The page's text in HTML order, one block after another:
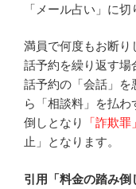
「メール占い」に
満員で何度もお断り
話予約を繰り返す場
話予約の「会話」を
ら「相談料」を払
倒しとなり
「詐欺罪」
止」となります。
引用「料金の踏み倒